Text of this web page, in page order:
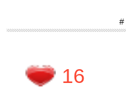
#
16